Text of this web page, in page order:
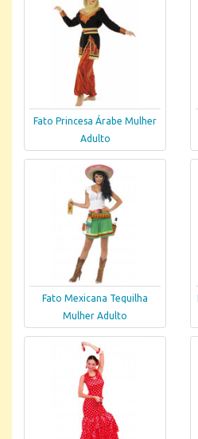
Fato Princesa Árabe Mulher
Adulto
Fato Mexicana Tequilha
Mulher Adulto